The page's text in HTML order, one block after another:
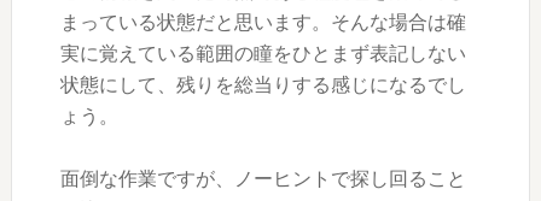
まっている状態だと思います。そんな場合は確
実に覚えている範囲の瞳をひとまず表記しない
状態にして、残りを総当りする感じになるでし
ょう。
面倒な作業ですが、ノーヒントで探し回ること